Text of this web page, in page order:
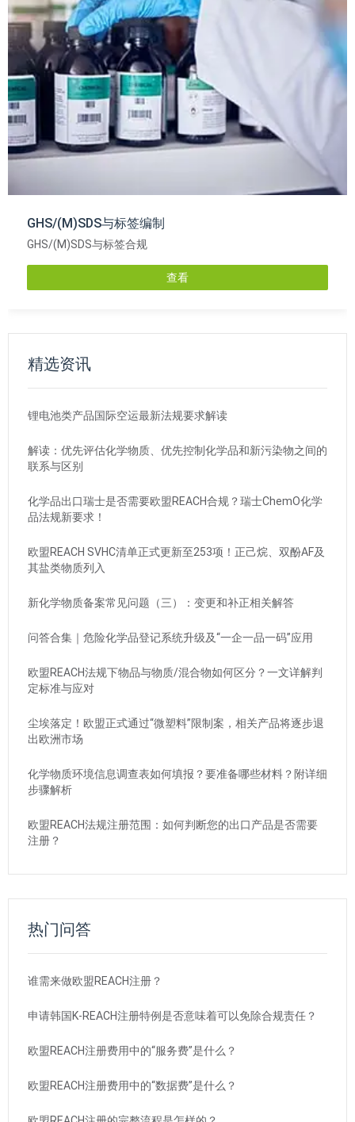
GHS/(M)SDS与标签编制
GHS/(M)SDS与标签合规
查看
精选资讯
锂电池类产品国际空运最新法规要求解读
解读：优先评估化学物质、优先控制化学品和新污染物之间的
联系与区别
化学品出口瑞士是否需要欧盟REACH合规？瑞士ChemO化学
品法规新要求！
欧盟REACH SVHC清单正式更新至253项！正己烷、双酚AF及
其盐类物质列入
新化学物质备案常见问题（三）：变更和补正相关解答
问答合集｜危险化学品登记系统升级及“一企一品一码”应用
欧盟REACH法规下物品与物质/混合物如何区分？一文详解判
定标准与应对
尘埃落定！欧盟正式通过“微塑料”限制案，相关产品将逐步退
出欧洲市场
化学物质环境信息调查表如何填报？要准备哪些材料？附详细
步骤解析
欧盟REACH法规注册范围：如何判断您的出口产品是否需要
注册？
热门问答
谁需来做欧盟REACH注册？
申请韩国K-REACH注册特例是否意味着可以免除合规责任？
欧盟REACH注册费用中的“服务费”是什么？
欧盟REACH注册费用中的“数据费”是什么？